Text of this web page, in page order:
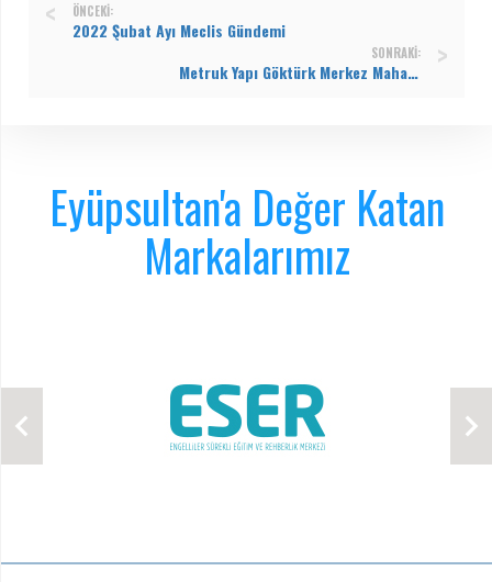
ÖNCEKI:
2022 Şubat Ayı Meclis Gündemi
SONRAKI:
Metruk Yapı Göktürk Merkez Mahallesi, Ebru Sokak, 207 Ada, 10 parsel
Eyüpsultan'a Değer Katan
Markalarımız